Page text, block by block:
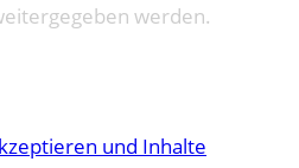
werden.
und Inhalte